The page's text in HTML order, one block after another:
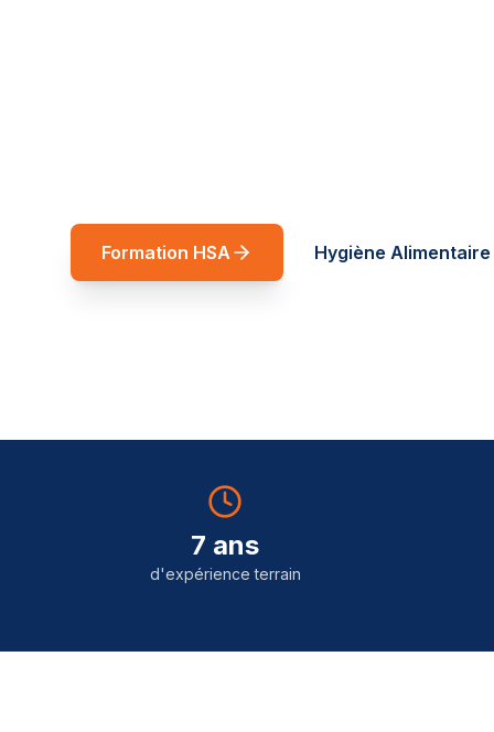
Formation HSA Hygiène
7 ans
d'expérience terrain